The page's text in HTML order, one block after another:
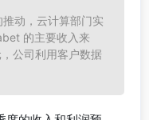
动，云计算部门实
的主要收入来
公司利用客户数据